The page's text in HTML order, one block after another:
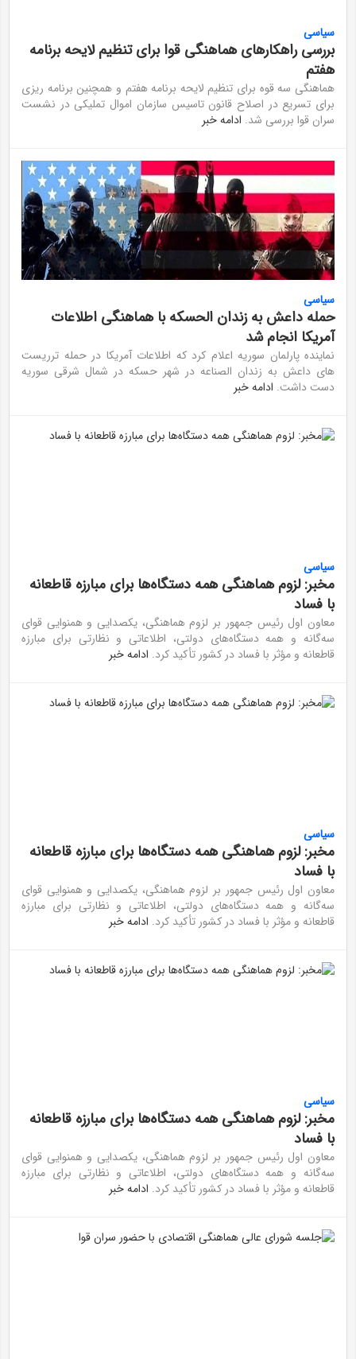
سیاسی
بررسی راهکارهای هماهنگی‌ قوا برای تنظیم لایحه برنامه
هفتم
هماهنگی سه قوه برای تنظیم لایحه برنامه هفتم و همچنین برنامه ریزی
برای تسریع در اصلاح قانون تاسیس سازمان اموال تملیکی در نشست
سران قوا بررسی شد. ادامه خبر
سیاسی
حمله داعش به زندان الحسکه با هماهنگی اطلاعات
آمریکا انجام شد
نماینده پارلمان سوریه اعلام کرد که اطلاعات آمریکا در حمله ترریست
های داعش به زندان الصناعه در شهر حسکه در شمال شرقی سوریه
دست داشت. ادامه خبر
سیاسی
مخبر: لزوم هماهنگی همه دستگاه‌ها برای مبارزه قاطعانه
با فساد
معاون اول رئیس جمهور بر لزوم هماهنگی، یکصدایی و همنوایی قوای
سه‌گانه و همه دستگاه‌های دولتی، اطلاعاتی و نظارتی برای مبارزه
قاطعانه و مؤثر با فساد در کشور تأکید کرد. ادامه خبر
سیاسی
مخبر: لزوم هماهنگی همه دستگاه‌ها برای مبارزه قاطعانه
با فساد
معاون اول رئیس جمهور بر لزوم هماهنگی، یکصدایی و همنوایی قوای
سه‌گانه و همه دستگاه‌های دولتی، اطلاعاتی و نظارتی برای مبارزه
قاطعانه و مؤثر با فساد در کشور تأکید کرد. ادامه خبر
سیاسی
مخبر: لزوم هماهنگی همه دستگاه‌ها برای مبارزه قاطعانه
با فساد
معاون اول رئیس جمهور بر لزوم هماهنگی، یکصدایی و همنوایی قوای
سه‌گانه و همه دستگاه‌های دولتی، اطلاعاتی و نظارتی برای مبارزه
قاطعانه و مؤثر با فساد در کشور تأکید کرد. ادامه خبر